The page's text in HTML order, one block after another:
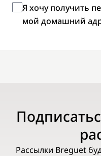
Я хочу получить
мой домашний
Рассылки Breguet